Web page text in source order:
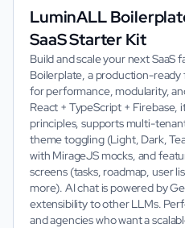
LuminALL
SaaS Starter Kit
Build and scale your next SaaS
Boilerplate, a production-
for performance, modularity,
React + TypeScript + Firebase,
principles, supports multi-
theme toggling (Light, Dark,
with MirageJS mocks, and
screens (tasks, roadmap, user
more). AI chat is powered by
extensibility to other LLMs.
and agencies who want a